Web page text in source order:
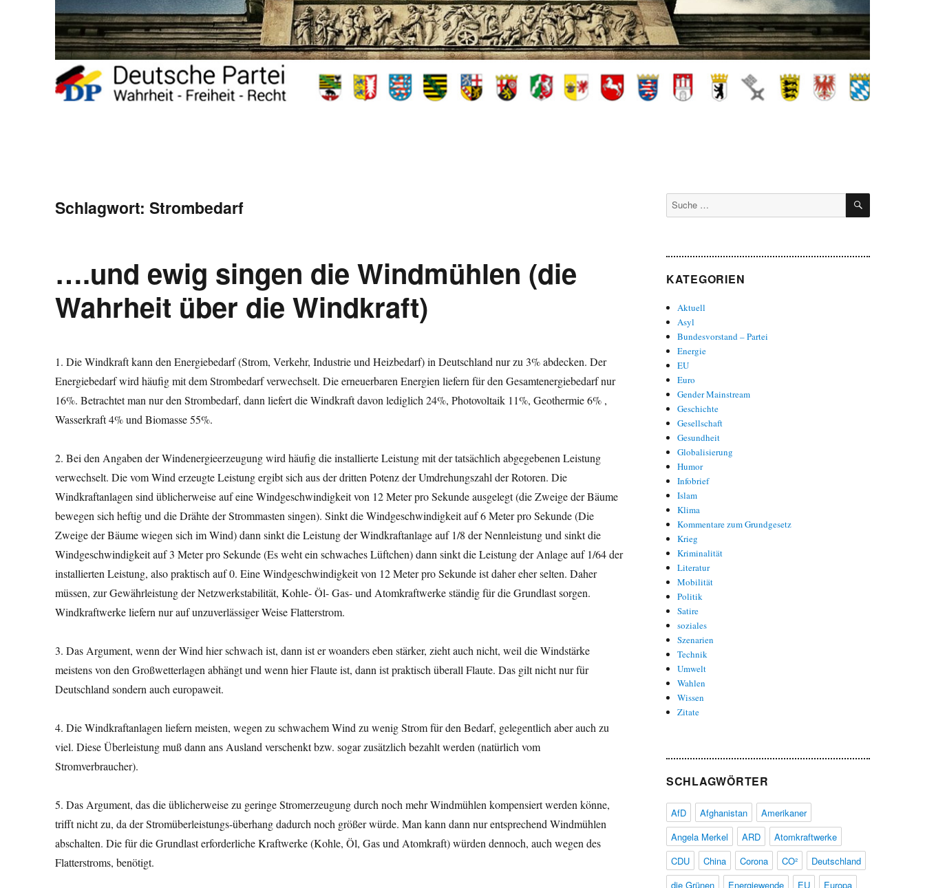
Schlagwort:Strombedarf
….und ewig singen die Windmühlen (die
Wahrheit über die Windkraft)
1. Die Windkraft kann den Energiebedarf (Strom, Verkehr, Industrie und Heizbedarf) in Deutschland nur zu 3% abdecken. Der
Energiebedarf wird häufig mit dem Strombedarf verwechselt. Die erneuerbaren Energien liefern für den Gesamtenergiebedarf nur
16%. Betrachtet man nur den Strombedarf, dann liefert die Windkraft davon lediglich 24%, Photovoltaik 11%, Geothermie 6% ,
Wasserkraft 4% und Biomasse 55%.
2. Bei den Angaben der Windenergieerzeugung wird häufig die installierte Leistung mit der tatsächlich abgegebenen Leistung
verwechselt. Die vom Wind erzeugte Leistung ergibt sich aus der dritten Potenz der Umdrehungszahl der Rotoren. Die
Windkraftanlagen sind üblicherweise auf eine Windgeschwindigkeit von 12 Meter pro Sekunde ausgelegt (die Zweige der Bäume
bewegen sich heftig und die Drähte der Strommasten singen). Sinkt die Windgeschwindigkeit auf 6 Meter pro Sekunde (Die
Zweige der Bäume wiegen sich im Wind) dann sinkt die Leistung der Windkraftanlage auf 1/8 der Nennleistung und sinkt die
Windgeschwindigkeit auf 3 Meter pro Sekunde (Es weht ein schwaches Lüftchen) dann sinkt die Leistung der Anlage auf 1/64 der
installierten Leistung, also praktisch auf 0. Eine Windgeschwindigkeit von 12 Meter pro Sekunde ist daher eher selten. Daher
müssen, zur Gewährleistung der Netzwerkstabilität, Kohle- Öl- Gas- und Atomkraftwerke ständig für die Grundlast sorgen.
Windkraftwerke liefern nur auf unzuverlässiger Weise Flatterstrom.
3. Das Argument, wenn der Wind hier schwach ist, dann ist er woanders eben stärker, zieht auch nicht, weil die Windstärke
meistens von den Großwetterlagen abhängt und wenn hier Flaute ist, dann ist praktisch überall Flaute. Das gilt nicht nur für
Deutschland sondern auch europaweit.
4. Die Windkraftanlagen liefern meisten, wegen zu schwachem Wind zu wenig Strom für den Bedarf, gelegentlich aber auch zu
viel. Diese Überleistung muß dann ans Ausland verschenkt bzw. sogar zusätzlich bezahlt werden (natürlich vom
Stromverbraucher).
5. Das Argument, das die üblicherweise zu geringe Stromerzeugung durch noch mehr Windmühlen kompensiert werden könne,
trifft nicht zu, da der Stromüberleistungs-überhang dadurch noch größer würde. Man kann dann nur entsprechend Windmühlen
abschalten. Die für die Grundlast erforderliche Kraftwerke (Kohle, Öl, Gas und Atomkraft) würden dennoch, auch wegen des
Flatterstroms, benötigt.
Suche
nach:
SUCHEN
KATEGORIEN
Aktuell
Asyl
Bundesvorstand – Partei
Energie
EU
Euro
Gender Mainstream
Geschichte
Gesellschaft
Gesundheit
Globalisierung
Humor
Infobrief
Islam
Klima
Kommentare zum Grundgesetz
Krieg
Kriminalität
Literatur
Mobilität
Politik
Satire
soziales
Szenarien
Technik
Umwelt
Wahlen
Wissen
Zitate
SCHLAGWÖRTER
AfD Afghanistan
Amerikaner
Angela Merkel
ARD
Atomkraftwerke
CDU
China Corona CO²
Deutschland
die Grünen
Energiewende EU
Europa